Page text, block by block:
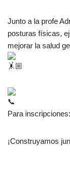
Junto a la profe
posturas físicas,
mejorar la salud
Para
¡Construyamos